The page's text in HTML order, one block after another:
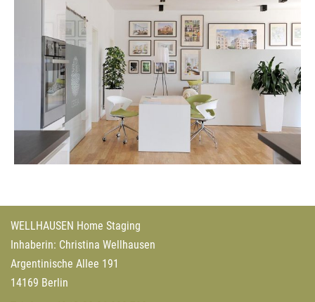
WELLHAUSEN Home Staging
Inhaberin: Christina Wellhausen
Argentinische Allee 191
14169 Berlin